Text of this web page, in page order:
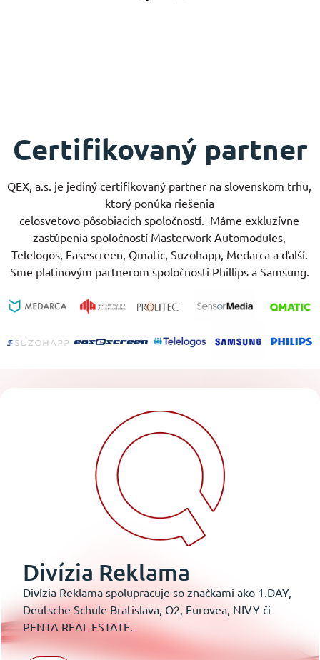
Certifikovaný partner
QEX, a.s. je jediný certifikovaný partner na slovenskom trhu,
ktorý ponúka riešenia
celosvetovo pôsobiacich spoločností.
Máme exkluzívne
zastúpenia spoločností Masterwork Automodules,
Telelogos, Easescreen, Qmatic, Suzohapp, Medarca a ďalší.
Sme platinovým partnerom spoločnosti Phillips a Samsung.
Divízia Reklama
Divízia Reklama spolupracuje so značkami ako 1.DAY,
Deutsche Schule Bratislava, O2, Eurovea, NIVY či
PENTA REAL ESTATE.